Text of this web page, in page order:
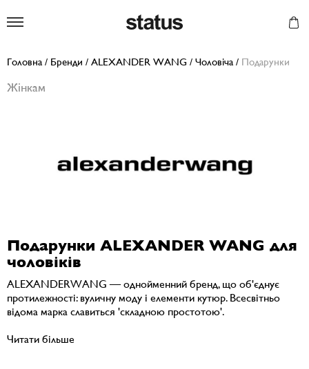
Головна / Бренди / ALEXANDER WANG / Чоловіча / Подарунки
Подарунки ALEXANDER WANG для
чоловіків
ALEXANDERWANG — однойменний бренд, що об'єднує
протилежності: вуличну моду і елементи кутюр. Всесвітньо
відома марка славиться 'складною простотою'.
Читати більше
Жінкам